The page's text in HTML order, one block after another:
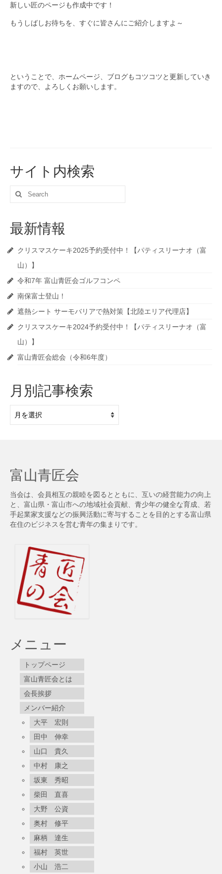
新しい匠のページも作成中です！
もうしばしお待ちを、すぐに皆さんにご紹介しますよ～
ということで、ホームページ、ブログもコツコツと更新していき
ますので、よろしくお願いします。
サイト内検索
Search
for:
最新情報
クリスマスケーキ2025予約受付中！【パティスリーナオ（富
山）】
令和7年 富山青匠会ゴルフコンペ
南保富士登山！
遮熱シート サーモバリアで熱対策【北陸エリア代理店】
クリスマスケーキ2024予約受付中！【パティスリーナオ（富
山）】
富山青匠会総会（令和6年度）
月別記事検索
別
富山青匠会
当会は、会員相互の親睦を図るとともに、互いの経営能力の向上
と、富山県・富山市への地域社会貢献、青少年の健全な育成、若
手起業家支援などの振興活動に寄与することを目的とする富山県
在住のビジネスを営む青年の集まりです。
メニュー
トップページ
富山青匠会とは
会長挨拶
メンバー紹介
大平 宏則
田中 伸幸
山口 貴久
中村 康之
坂東 秀昭
柴田 直喜
大野 公資
奥村 修平
麻柄 達生
福村 英世
小山 浩二